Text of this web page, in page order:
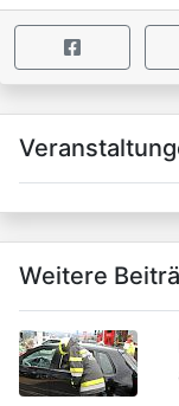
×
Weitere